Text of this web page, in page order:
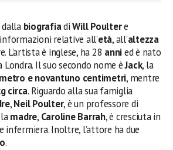
dalla biografiadiWill Poultere
relative all’età, all’altezza
L’artista è inglese, ha 28 annied è nato
Londra. Il suo secondo nome èJack, la
e novantuno centimetri, mentre
circa. Riguardo alla sua famiglia
,Neil Poulter, è un professore di
madre, Caroline Barrah, è cresciuta in
infermiera. Inoltre, l’attore ha due
.